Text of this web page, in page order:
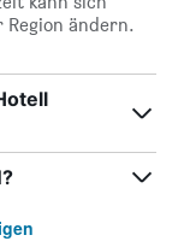
Region ändern.